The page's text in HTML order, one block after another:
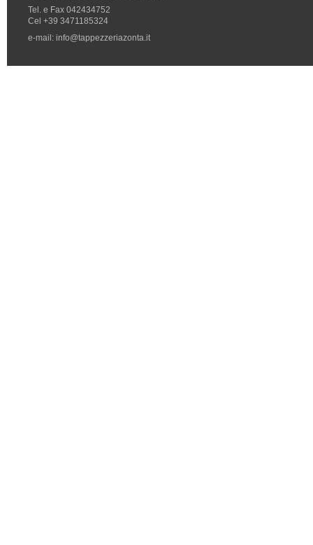
Tel. e Fax 042434752
Cel +39 3471185324
e-mail: info@tappezzeriazonta.it